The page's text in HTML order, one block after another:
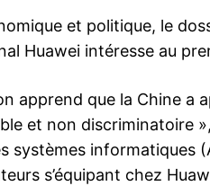
et politique, le
Huawei intéresse au
apprend que la Chine a
et non discriminatoire
systèmes informatiques
s’équipant chez